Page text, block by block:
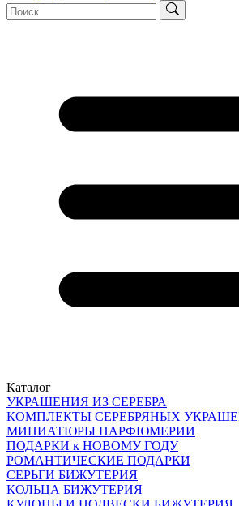
Каталог
УКРАШЕНИЯ ИЗ СЕРЕБРА
КОМПЛЕКТЫ СЕРЕБРЯНЫХ
МИНИАТЮРЫ ПАРФЮМЕРИИ
ПОДАРКИ к НОВОМУ ГОДУ
РОМАНТИЧЕСКИЕ ПОДАРКИ
СЕРЬГИ БИЖУТЕРИЯ
КОЛЬЦА БИЖУТЕРИЯ